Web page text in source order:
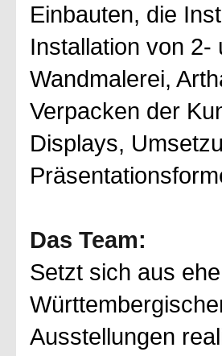
Einbauten, die
Installation von 2-
Wandmalerei,
Verpacken der
Displays,
Das Team:
Setzt sich aus
Ausstellungen